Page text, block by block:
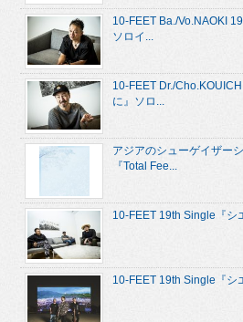
10-FEET Ba./Vo.NAOKI
ソロイ...
10-FEET Dr./
に』ソロ...
アジアのシューゲイザー
『Total Fee...
10-FEET 19th Single『シ
10-FEET 19th Single『シ